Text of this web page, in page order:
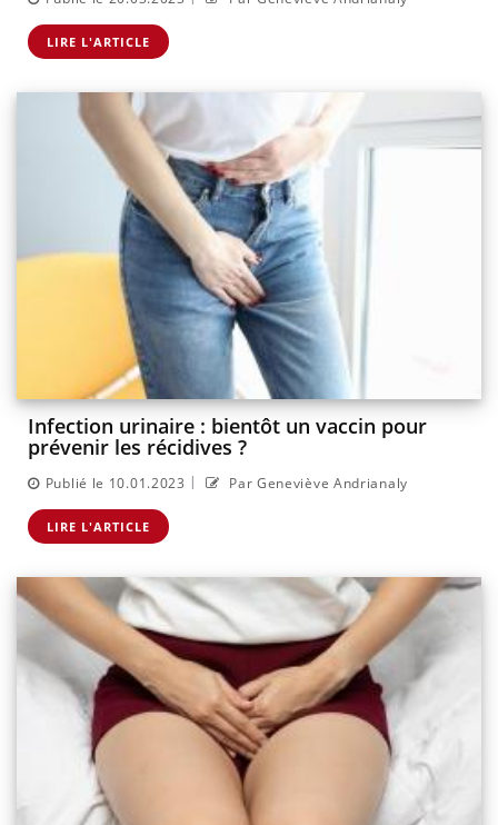
LIRE L'ARTICLE
Infection urinaire : bientôt un vaccin pour
prévenir les récidives ?
Publié le 10.01.2023 | Par Geneviève Andrianaly
LIRE L'ARTICLE